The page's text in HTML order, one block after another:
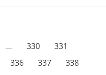
… 330
331
336 337
338